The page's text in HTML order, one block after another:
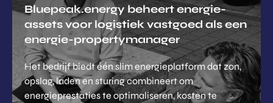
Bluepeak.energy beheert energie-
assets voor logistiek vastgoed als een
energie-propertymanager
Het bedrijf biedt één slim energieplatform dat zon,
opslag, laden en sturing combineert om
energieprestaties te optimaliseren, kosten te